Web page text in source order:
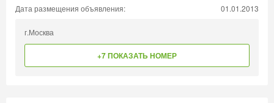
Дата размещения объявления: 01.01.2013
г.Москва
+7 ПОКАЗАТЬ НОМЕР